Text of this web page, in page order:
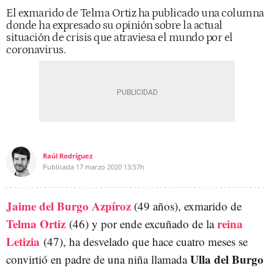
El exmarido de Telma Ortiz ha publicado una columna
donde ha expresado su opinión sobre la actual
situación de crisis que atraviesa el mundo por el
coronavirus.
Raúl Rodríguez
Publicada 17 marzo 2020 13:57h
Jaime del Burgo Azpíroz (49 años), exmarido de
Telma Ortiz (46) y por ende excuñado de lareina
Letizia (47), ha desvelado que hace cuatro meses se
convirtió en padre de una niña llamadaUlla del Burgo